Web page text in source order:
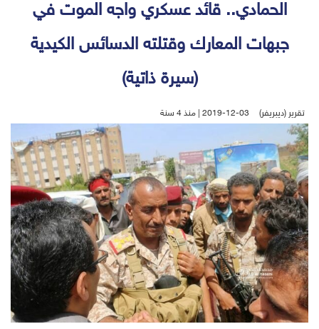
الحمادي.. قائد عسكري واجه الموت في
جبهات المعارك وقتلته الدسائس الكيدية
(سيرة ذاتية)
تقرير (ديبريفر) 2019-12-03 | منذ 4 سنة